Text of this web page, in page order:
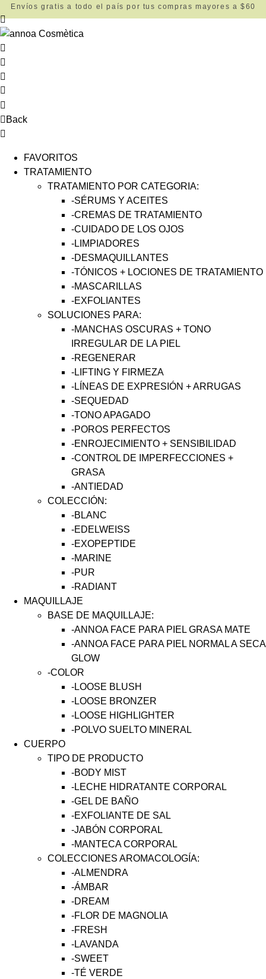
Envíos gratis a todo el país por tus compras mayores a $60
Back
FAVORITOS
TRATAMIENTO
TRATAMIENTO POR CATEGORIA:
-SÉRUMS Y ACEITES
-CREMAS DE TRATAMIENTO
-CUIDADO DE LOS OJOS
-LIMPIADORES
-DESMAQUILLANTES
-TÓNICOS + LOCIONES DE TRATAMIENTO
-MASCARILLAS
-EXFOLIANTES
SOLUCIONES PARA:
-MANCHAS OSCURAS + TONO
IRREGULAR DE LA PIEL
-REGENERAR
-LIFTING Y FIRMEZA
-LÍNEAS DE EXPRESIÓN + ARRUGAS
-SEQUEDAD
-TONO APAGADO
-POROS PERFECTOS
-ENROJECIMIENTO + SENSIBILIDAD
-CONTROL DE IMPERFECCIONES +
GRASA
-ANTIEDAD
COLECCIÓN:
-BLANC
-EDELWEISS
-EXOPEPTIDE
-MARINE
-PUR
-RADIANT
MAQUILLAJE
BASE DE MAQUILLAJE:
-ANNOA FACE PARA PIEL GRASA MATE
-ANNOA FACE PARA PIEL NORMAL A SECA
GLOW
-COLOR
-LOOSE BLUSH
-LOOSE BRONZER
-LOOSE HIGHLIGHTER
-POLVO SUELTO MINERAL
CUERPO
TIPO DE PRODUCTO
-BODY MIST
-LECHE HIDRATANTE CORPORAL
-GEL DE BAÑO
-EXFOLIANTE DE SAL
-JABÓN CORPORAL
-MANTECA CORPORAL
COLECCIONES AROMACOLOGÍA:
-ALMENDRA
-ÁMBAR
-DREAM
-FLOR DE MAGNOLIA
-FRESH
-LAVANDA
-SWEET
-TÉ VERDE